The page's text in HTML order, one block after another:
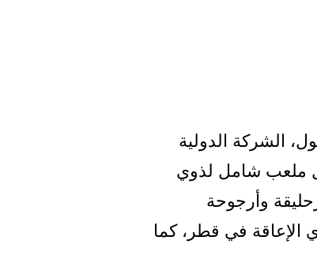
الشركة الدولية
أول ملعب شامل لذوي
وأرجوحة
الإعاقة في قطر، كما